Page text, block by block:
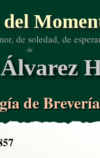
del
de soledad, de
de
de